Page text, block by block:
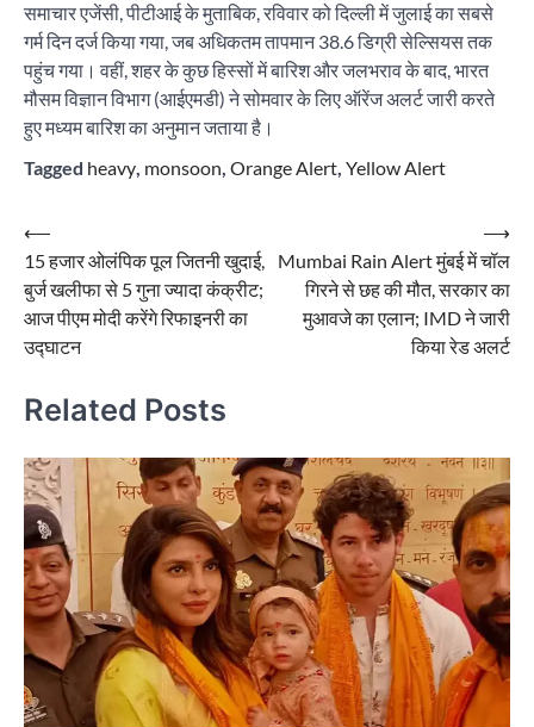
समाचार एजेंसी, पीटीआई के मुताबिक, रविवार को दिल्ली में जुलाई का सबसे
गर्म दिन दर्ज किया गया, जब अधिकतम तापमान 38.6 डिग्री सेल्सियस तक
पहुंच गया। वहीं, शहर के कुछ हिस्सों में बारिश और जलभराव के बाद, भारत
मौसम विज्ञान विभाग (आईएमडी) ने सोमवार के लिए ऑरेंज अलर्ट जारी करते
हुए मध्यम बारिश का अनुमान जताया है।
Tagged heavy, monsoon, Orange Alert, Yellow Alert
Post
navigation
⟵
15 हजार ओलंपिक पूल जितनी खुदाई,
बुर्ज खलीफा से 5 गुना ज्यादा कंक्रीट;
आज पीएम मोदी करेंगे रिफाइनरी का
उद्घाटन
Mumbai Rain Alert मुंबई में चॉल
गिरने से छह की मौत, सरकार का
मुआवजे का एलान; IMD ने जारी
किया रेड अलर्ट
⟶
Related Posts